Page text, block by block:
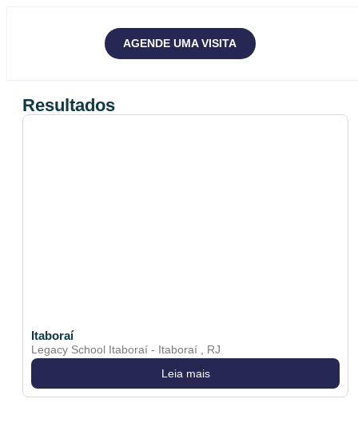
AGENDE UMA VISITA
Resultados
Itaboraí
Legacy School Itaboraí - Itaboraí , RJ
Leia mais